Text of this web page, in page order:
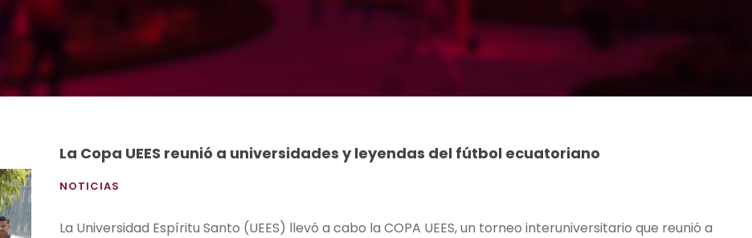
La Copa UEES reunió a universidades y leyendas del fútbol ecuatoriano
NOTICIAS
La Universidad Espíritu Santo (UEES) llevó a cabo la COPA UEES, un torneo interuniversitario que reunió a